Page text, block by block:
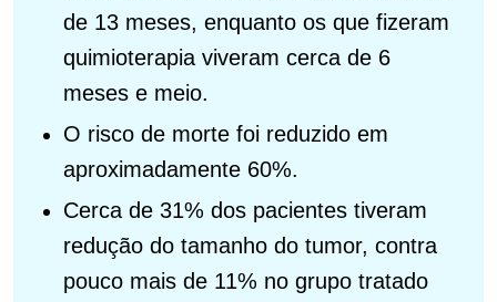
de 13 meses, enquanto os que fizeram
quimioterapia viveram cerca de 6
meses e meio.
O risco de morte foi reduzido em
aproximadamente 60%.
Cerca de 31% dos pacientes tiveram
redução do tamanho do tumor, contra
pouco mais de 11% no grupo tratado